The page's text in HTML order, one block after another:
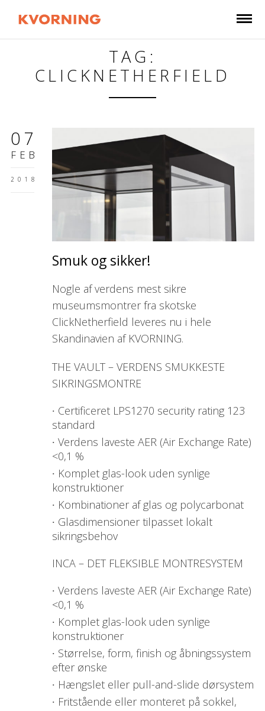
TAG:
CLICKNETHERFIELD
07
FEB
2018
Smuk og sikker!
Nogle af verdens mest sikre
museumsmontrer fra skotske
ClickNetherfield leveres nu i hele
Skandinavien af KVORNING.
THE VAULT – VERDENS SMUKKESTE
SIKRINGSMONTRE
Certificeret LPS1270 security rating 123
standard
Verdens laveste AER (Air Exchange Rate)
<0,1 %
Komplet glas-look uden synlige
konstruktioner
Kombinationer af glas og polycarbonat
Glasdimensioner tilpasset lokalt
sikringsbehov
INCA – DET FLEKSIBLE MONTRESYSTEM
Verdens laveste AER (Air Exchange Rate)
<0,1 %
Komplet glas-look uden synlige
konstruktioner
Størrelse, form, finish og åbningssystem
efter ønske
Hængslet eller pull-and-slide dørsystem
Fritstående eller monteret på sokkel,